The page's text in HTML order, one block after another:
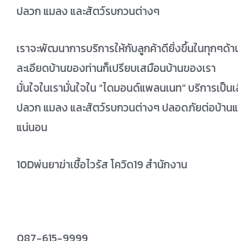
ปลวก แมลง และสัตว์รบกวนต่างๆ
เราจะพัฒนาการบริการให้กับลูกค้าดียิ่งขึ้นในทุกๆด้า
ละเอียดบ้านของท่านก็เปรียบเสมือนบ้านของเรา
มั่นใจในเรามั่นใจใน “ไดมอนด์แพลนเนท” บริการเป็
ปลวก แมลง และสัตว์รบกวนต่างๆ ปลอดภัยต่อบ้าน
แน่นอน
10Dพ่นยาฆ่าเชื้อไวรัส โควิด19 สำนักงาน